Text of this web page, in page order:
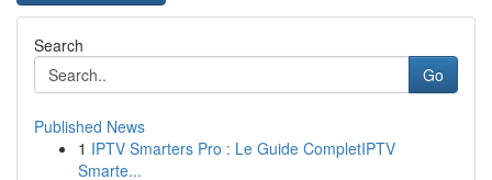
Search
Go
Published News
1 IPTV Smarters Pro : Le Guide CompletIPTV
Smarte...